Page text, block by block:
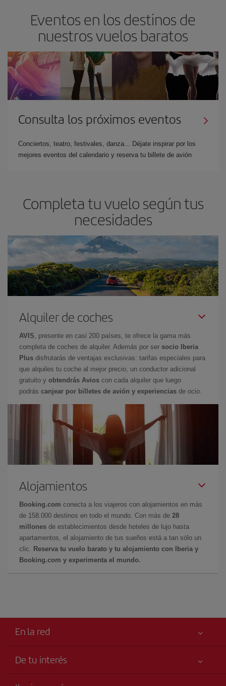
Eventos en los destinos de
nuestros vuelos baratos
Consulta los próximos eventos
Conciertos, teatro, festivales, danza... Déjate inspirar por los
mejores eventos del calendario y reserva tu billete de avión
Completa tu vuelo según tus
necesidades
Alquiler de coches
AVIS , presente en casi 200 países, te ofrece la gama más
completa de coches de alquiler. Además por ser socio Iberia
Plus disfrutarás de ventajas exclusivas: tarifas especiales para
que alquiles tu coche al mejor precio, un conductor adicional
gratuito y obtendrás Avios con cada alquiler que luego
podrás canjear por billetes de avión y experiencias de ocio.
Alojamientos
Booking.com conecta a los viajeros con alojamientos en más
de 158.000 destinos en todo el mundo. Con más de 28
millones de establecimientos desde hoteles de lujo hasta
apartamentos, el alojamiento de tus sueños está a tan sólo un
clic.
Reserva tu vuelo barato y tu alojamiento con Iberia y
Booking.com y experimenta el mundo.
En la red
De tu interés